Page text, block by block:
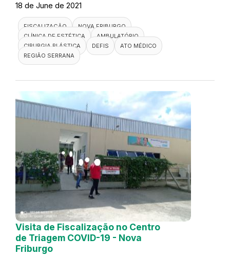
18 de June de 2021
FISCALIZAÇÃO
NOVA FRIBURGO
CLÍNICA DE ESTÉTICA
AMBULATÓRIO
CIRURGIA PLÁSTICA
DEFIS
ATO MÉDICO
REGIÃO SERRANA
Visita de Fiscalização no Centro
de Triagem COVID-19 - Nova
Friburgo